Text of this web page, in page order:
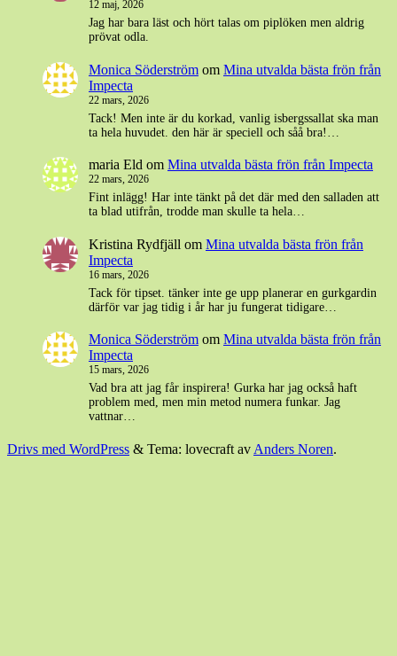
12 maj, 2026
Jag har bara läst och hört talas om piplöken men aldrig
prövat odla.
Monica Söderström om Mina utvalda bästa frön från
Impecta
22 mars, 2026
Tack! Men inte är du korkad, vanlig isbergssallat ska man
ta hela huvudet. den här är speciell och såå bra!…
maria Eld om Mina utvalda bästa frön från Impecta
22 mars, 2026
Fint inlägg! Har inte tänkt på det där med den salladen att
ta blad utifrån, trodde man skulle ta hela…
Kristina Rydfjäll om Mina utvalda bästa frön från
Impecta
16 mars, 2026
Tack för tipset. tänker inte ge upp planerar en gurkgardin
därför var jag tidig i år har ju fungerat tidigare…
Monica Söderström om Mina utvalda bästa frön från
Impecta
15 mars, 2026
Vad bra att jag får inspirera! Gurka har jag också haft
problem med, men min metod numera funkar. Jag
vattnar…
Drivs med WordPress & Tema: lovecraft av Anders Noren.